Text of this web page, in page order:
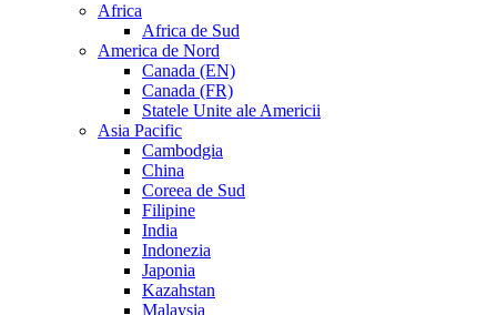
Africa
Africa de Sud
America de Nord
Canada (EN)
Canada (FR)
Statele Unite ale Americii
Asia Pacific
Cambodgia
China
Coreea de Sud
Filipine
India
Indonezia
Japonia
Kazahstan
Malaysia